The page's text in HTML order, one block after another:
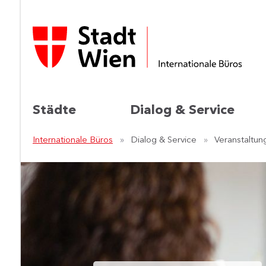
Städte Dialog & Service
Internationale Büros Dialog & Service